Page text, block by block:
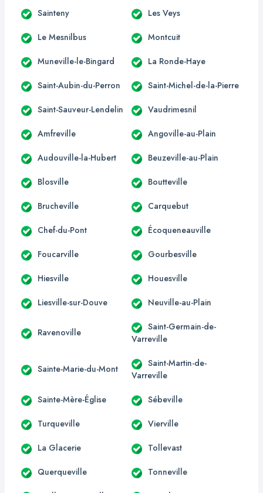
Sainteny Les Veys
Le Mesnilbus Montcuit
Muneville-le-Bingard La Ronde-Haye
Saint-Aubin-du-Perron Saint-Michel-de-la-Pierre
Saint-Sauveur-Lendelin Vaudrimesnil
Amfreville Angoville-au-Plain
Audouville-la-Hubert Beuzeville-au-Plain
Blosville Boutteville
Brucheville Carquebut
Chef-du-Pont Écoqueneauville
Foucarville Gourbesville
Hiesville Houesville
Liesville-sur-Douve Neuville-au-Plain
Ravenoville
Saint-Germain-de-
Varreville
Sainte-Marie-du-Mont
Saint-Martin-de-
Varreville
Sainte-Mère-Église Sébeville
Turqueville Vierville
La Glacerie Tollevast
Querqueville Tonneville